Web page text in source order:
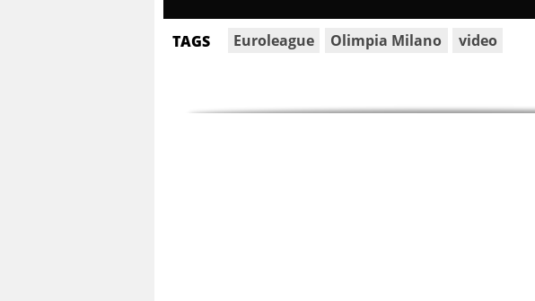
TAGS Euroleague Olimpia Milano video